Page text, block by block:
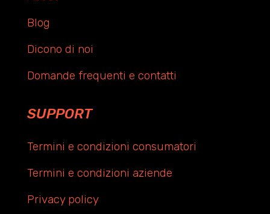
Blog
Dicono di noi
Domande frequenti e contatti
SUPPORT
Termini e condizioni consumatori
Termini e condizioni aziende
Privacy policy